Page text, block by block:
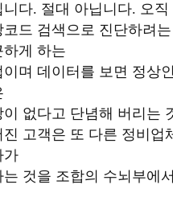
니다. 절대 아닙니다. 오
코드 검색으로 진단하려
하게 하는
이며 데이터를 보면 정상
이 없다고 단념해 버리는
진 고객은 또 다른 정비
가
는 것을 조합의 수뇌부에